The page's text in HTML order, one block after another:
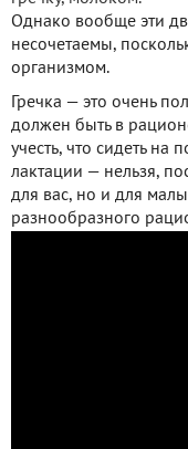
Однако вообще эти
несочетаемы,
организмом.
Гречка — это очень
должен быть в
учесть, что сидеть на
лактации — нельзя,
для вас, но и для
разнообразного